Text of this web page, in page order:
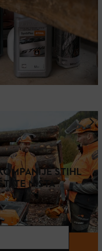
STIHL
NIŠTA